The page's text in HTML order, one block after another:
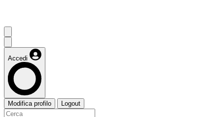
Accedi
Modifica profilo Logout